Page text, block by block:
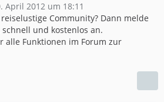
April 2012 um 18:11
Community? Dann melde
und kostenlos an.
alle Funktionen im Forum zur